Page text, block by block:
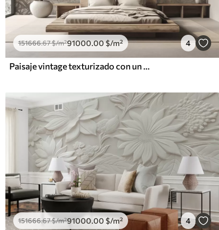
151666.67$/m²91000.00$/m² 4
Paisaje vintage texturizado con un árbol cerca de un río y un cielo nublado, arte de la naturaleza en tonos sepia
151666.67$/m²91000 .00 $/m² 4